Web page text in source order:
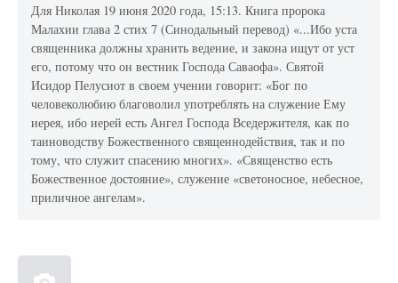
Для Николая 19 июня 2020 года, 15:13. Книга пророка
Малахии глава 2 стих 7 (Синодальный перевод) «...Ибо уста
священника должны хранить ведение, и закона ищут от уст
его, потому что он вестник Господа Саваофа». Святой
Исидор Пелусиот в своем учении говорит: «Бог по
человеколюбию благоволил употреблять на служение Ему
иерея, ибо иерей есть Ангел Господа Вседержителя, как по
таиноводству Божественного священнодействия, так и по
тому, что служит спасению многих». «Священство есть
Божественное достояние», служение «светоносное, небесное,
приличное ангелам».